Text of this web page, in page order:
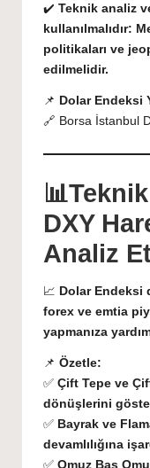
✔️ Teknik analiz
kullanılmalıdır:
politikaları ve
edilmelidir.
📌 Dolar Endeksi
🔗 Borsa İstanbul
DXY
Analiz
📈 Dolar Endeksi
forex ve emtia
yapmanıza
📌 Özetle:
✅ Çift Tepe ve
dönüşlerini
✅ Bayrak ve
devamlılığına
✅ Omuz Baş